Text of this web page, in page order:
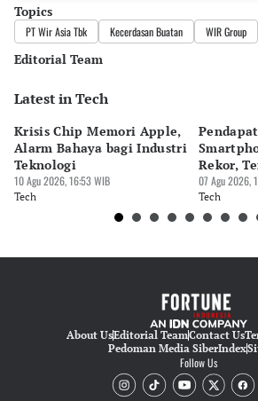
Topics
PT Wir Asia Tbk Kecerdasan Buatan WIR Group
Editorial Team
Editor
Editor
Luky Maulana Firmansyah
Latest in Tech
Krisis Chip Memori Apple,
Alarm Bahaya bagi Industri
Teknologi
10 Agu 2026, 16:53 WIB
Tech
Rekor,
Miliar
07 Agu 2026,
Tech
About UsEditorial TeamContact Us
Pedoman Media SiberIndex
Follow Us